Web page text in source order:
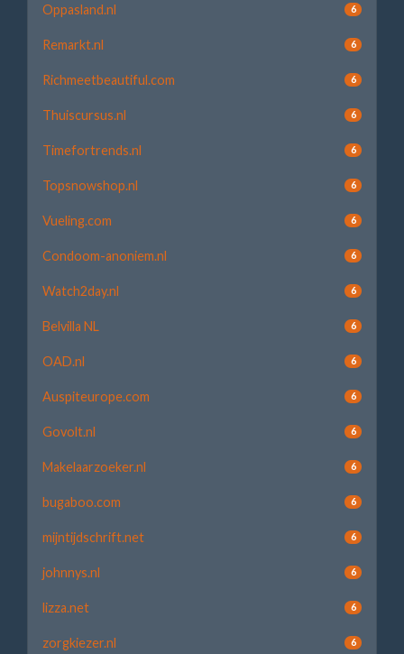
Oppasland.nl 6
Remarkt.nl 6
Richmeetbeautiful.com 6
Thuiscursus.nl 6
Timefortrends.nl 6
Topsnowshop.nl 6
Vueling.com 6
Condoom-anoniem.nl 6
Watch2day.nl 6
Belvilla NL 6
OAD.nl 6
Auspiteurope.com 6
Govolt.nl 6
Makelaarzoeker.nl 6
bugaboo.com 6
mijntijdschrift.net 6
johnnys.nl 6
lizza.net 6
zorgkiezer.nl 6